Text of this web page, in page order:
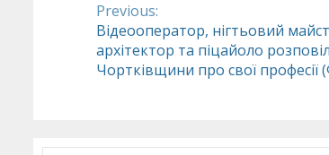
Continue
Reading
Previous:
Відеооператор, нігтьовий
архітектор та піцайоло
Чортківщини про свої